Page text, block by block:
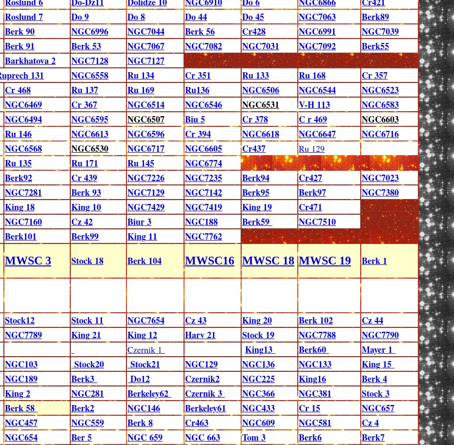
Roslund 7 Do 9 Do 8 Do 44 Do 45 NGC7063
Berk89
Berk 90 NGC6996 NGC7044 Berk 56 Cr428 NGC6991
NGC7039
Berk 91 Berk 53 NGC7067 NGC7082 NGC7031 NGC7092
Berk55
Barkhatova 2 NGC7128 NGC7127
131 NGC6558 Ru 134 Cr 351 Ru 133 Ru 168
Cr 357
Cr 468 Ru 137 Ru 169 Ru136 NGC6506 NGC6544
NGC6523
NGC6469 Cr 367 NGC6514 NGC6546 NGC6531 V-H 113
NGC6583
NGC6494 NGC6595 NGC6507 Biu 5 Cr 378 C r 469
NGC6603
Ru 146 NGC6613 NGC6596 Cr 394 NGC6618 NGC6647
NGC6716
NGC6568 NGC6530 NGC6717 NGC6605 Cr437 Ru 129
Ru 135 Ru 171 Ru 145 NGC6774
Berk92 Cr 439 NGC7226 NGC7235 Berk94 Cr427
NGC7023
NGC7281 Berk 93 NGC7129 NGC7142 Berk95 Berk97
NGC7380
King 18 King 10 NGC7429 NGC7419 King 19
Cr471
NGC7160 Cz 42 Biur 3 NGC188 Berk59
NGC7510
Berk101 Berk99 King 11 NGC7762
MWSC 3 Stock 18 Berk 104 MWSC16 MWSC 18 MWSC 19 Berk 1
Stock12 Stock 11 NGC7654 Cz 43 King 20 Berk 102
Cz 44
NGC7789 King 21 King 12 Harv 21 Stock 19 NGC7788
NGC7790
Czernik 1 King13 Berk60
Mayer 1
NGC103 Stock20 Stock21 NGC129 NGC136 NGC133
King 15
NGC189 Berk3 Do12 Czernik2 NGC225 King16
Berk 4
King 2 NGC281 Berkeley62 Czernik 3 NGC366 NGC381
Stock 3
Berk 58 Berk2 NGC146 Berkeley61 NGC433 Cr 15
NGC657
NGC457 NGC559 Berk 8 Cr463 NGC609 NGC581
Cz 4
NGC654 Ber 5 NGC 659 NGC 663 Tom 3 Berk6
Berk7